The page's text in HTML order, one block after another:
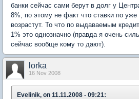
банки сейчас сами берут в долг у
8%, по этому не факт что ставки по
возрастут. То что по выдаваемым
1% это однозначно (правда я очень
сейчас вообще кому то дают).
lorka
16 Nov 2008
Evelinik, on 11.11.2008 - 09:21: